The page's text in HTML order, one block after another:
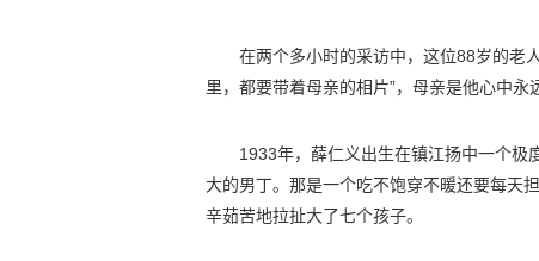
在两个多小时的采访中，这位88岁的老
里，都要带着母亲的相片”，母亲是他心中永
1933年，薛仁义出生在镇江扬中一个极
大的男丁。那是一个吃不饱穿不暖还要每天
辛茹苦地拉扯大了七个孩子。